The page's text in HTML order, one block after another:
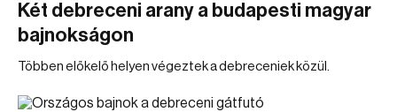
Két debreceni arany a budapesti magyar
bajnokságon
Többen előkelő helyen végeztek a debreceniek közül.